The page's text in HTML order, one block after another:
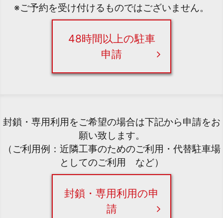
※ご予約を受け付けるものではございません。
48時間以上の駐車
申請
封鎖・専用利用をご希望の場合は下記から申請をお
願い致します。
（ご利用例：近隣工事のためのご利用・代替駐車場
としてのご利用 など）
封鎖・専用利用の申
請